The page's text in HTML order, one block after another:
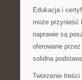
Edukacja i
może przynieść
naprawie są
oferowane
solidna
Tworzenie treści